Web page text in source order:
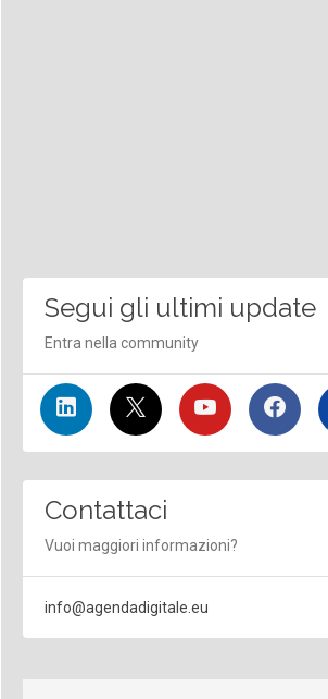
Segui gli ultimi update
Entra nella community
Contattaci
Vuoi maggiori informazioni?
info@agendadigitale.eu